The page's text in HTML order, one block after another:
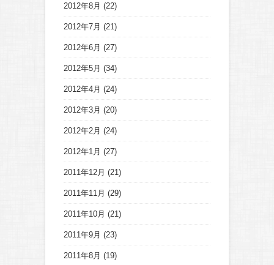
2012年8月 (22)
2012年7月 (21)
2012年6月 (27)
2012年5月 (34)
2012年4月 (24)
2012年3月 (20)
2012年2月 (24)
2012年1月 (27)
2011年12月 (21)
2011年11月 (29)
2011年10月 (21)
2011年9月 (23)
2011年8月 (19)